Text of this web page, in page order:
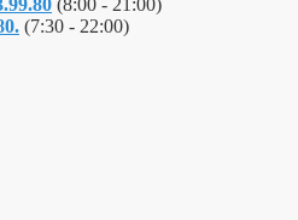
(8:00 - 21:00)
(7:30 - 22:00)